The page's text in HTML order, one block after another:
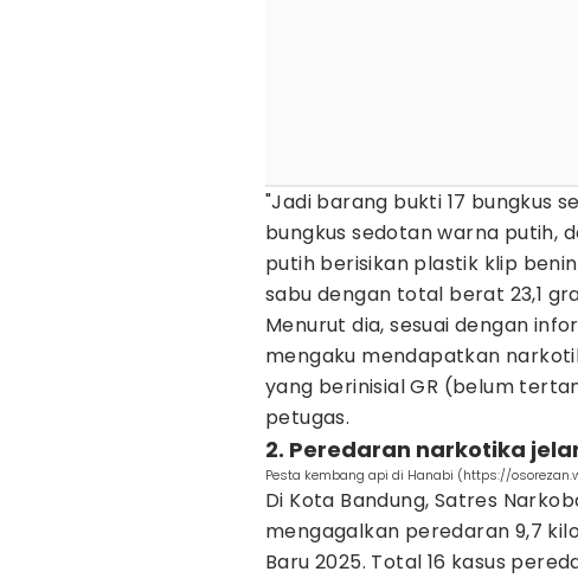
"Jadi barang bukti 17 bungkus
bungkus sedotan warna putih,
putih berisikan plastik klip
sabu dengan total berat 23,1
Menurut dia, sesuai dengan
mengaku mendapatkan
yang berinisial GR (belum
petugas.
2. Peredaran narkotika
Pesta kembang api di Hanabi (https://
Di Kota Bandung, Satres
mengagalkan peredaran 9,7
Baru 2025. Total 16 kasus